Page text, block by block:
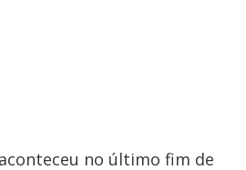
no último fim de